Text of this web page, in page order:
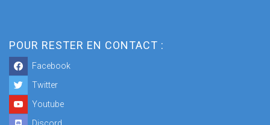
POUR RESTER EN CONTACT :
Facebook
Twitter
Youtube
Discord